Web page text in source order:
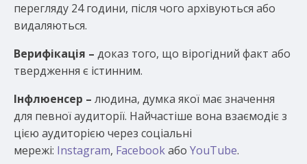
перегляду 24 години, після чого архівуються або
видаляються.
Верифікація – доказ того, що вірогідний факт або
твердження є істинним.
Інфлюенсер – людина, думка якої має значення
для певної аудиторії. Найчастіше вона взаємодіє з
цією аудиторією через соціальні
мережі: Instagram, Facebookабо YouTube.